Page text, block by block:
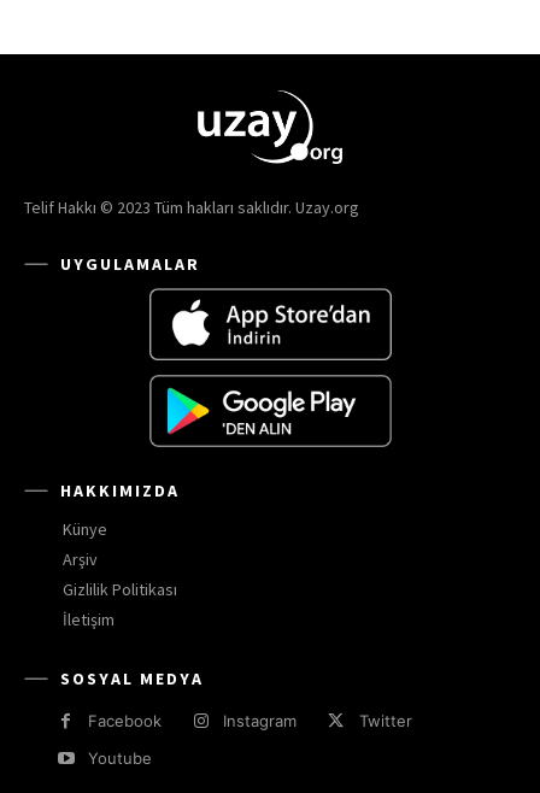
Telif Hakkı © 2023 Tüm hakları saklıdır. Uzay.org
UYGULAMALAR
HAKKIMIZDA
Künye
Arşiv
Gizlilik Politikası
İletişim
SOSYAL MEDYA
Facebook Instagram
Twitter
Youtube